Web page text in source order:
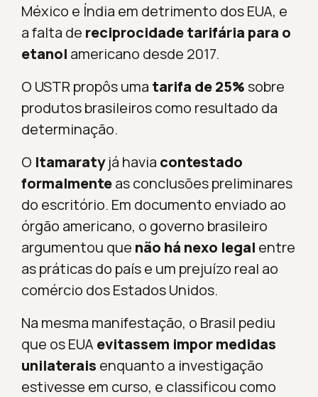
México e Índia em detrimento dos EUA, e
a falta de reciprocidade tarifária para o
etanol americano desde 2017.
O USTR propôs uma tarifa de 25%sobre
produtos brasileiros como resultado da
determinação.
O Itamaratyjá havia contestado
formalmenteas conclusões preliminares
do escritório. Em documento enviado ao
órgão americano, o governo brasileiro
argumentou que não há nexo legal entre
as práticas do país e um prejuízo real ao
comércio dos Estados Unidos.
Na mesma manifestação, o Brasil pediu
que os EUA evitassem impor medidas
unilaterais enquanto a investigação
estivesse em curso, e classificou como